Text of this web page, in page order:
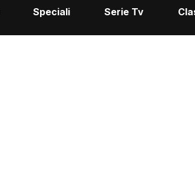
Speciali Serie Tv